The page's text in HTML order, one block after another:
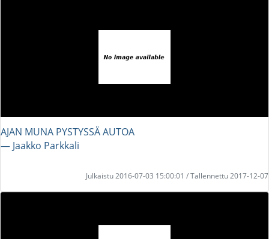
AJAN MUNA PYSTYSSÄ AUTOA
― Jaakko Parkkali
Julkaistu 2016-07-03 15:00:01 / Tallennettu 2017-12-07